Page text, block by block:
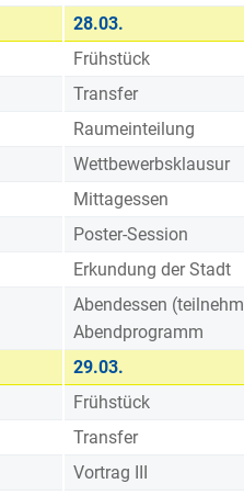
28.03.
Frühstück
Transfer
Raumeinteilung
Wettbewerbsklausur
Mittagessen
Poster-Session
Erkundung der Stadt
Abendessen
Abendprogramm
29.03.
Frühstück
Transfer
Vortrag III